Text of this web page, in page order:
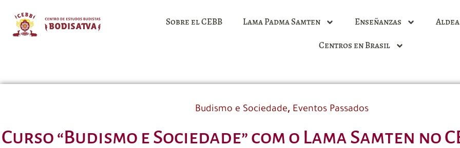
Sobre el CEBB Lama Padma Samten Enseñanzas
Centros en Brasil
Budismo e Sociedade, Eventos Passados
Curso “Budismo e Sociedade” com o Lama Samten no